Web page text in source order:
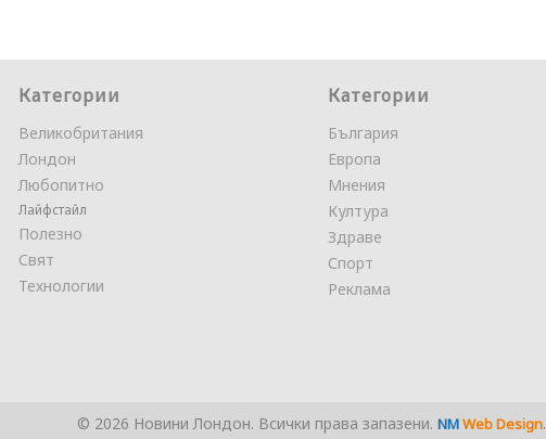
Категории
Великобритания
Лондон
Любопитно
Лайфстайл
Полезно
Свят
Технологии
Категории
България
Европа
Мнения
Култура
Здраве
Спорт
Реклама
© 2026 Новини Лондон. Всички права запазени. NMWeb Design.